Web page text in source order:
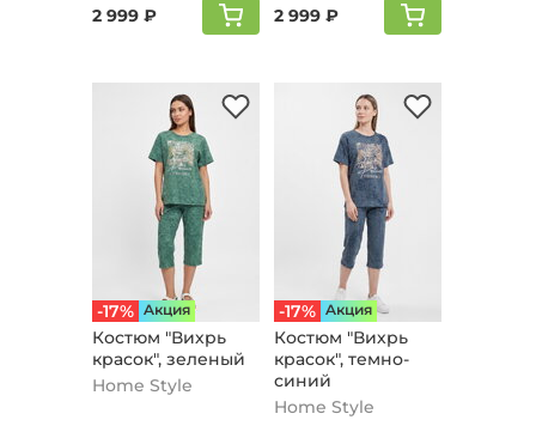
2 999 ₽ 2 999 ₽
-17% Aкция
Костюм "Вихрь
красок", зеленый
Home Style
-17% Aкция
Костюм "Вихрь
красок", темно-
синий
Home Style